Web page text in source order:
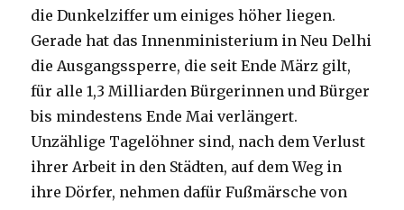
die Dunkelziffer um einiges höher liegen.
Gerade hat das Innenministerium in Neu Delhi
die Ausgangssperre, die seit Ende März gilt,
für alle 1,3 Milliarden Bürgerinnen und Bürger
bis mindestens Ende Mai verlängert.
Unzählige Tagelöhner sind, nach dem Verlust
ihrer Arbeit in den Städten, auf dem Weg in
ihre Dörfer, nehmen dafür Fußmärsche von